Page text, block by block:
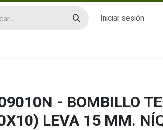
Iniciar sesión
- BOMBILLO
LEVA 15 MM.